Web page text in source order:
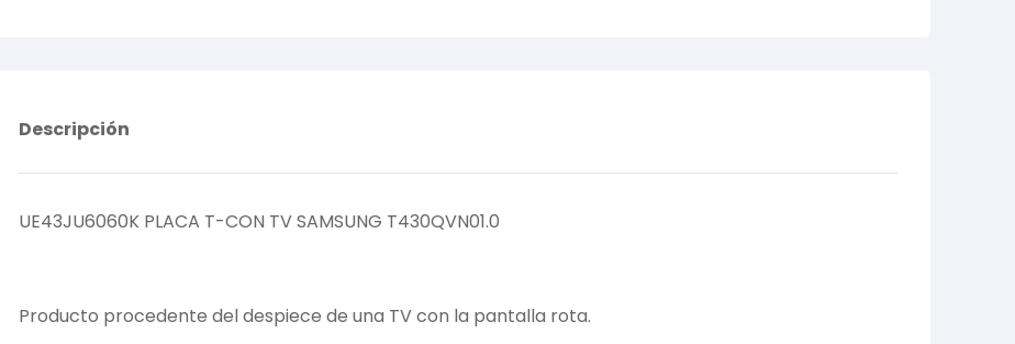
Descripción
UE43JU6060K PLACA T-CON TV SAMSUNG T430QVN01.0
Producto procedente del despiece de una TV con la pantalla rota.